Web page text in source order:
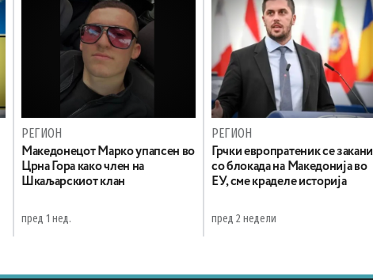
РЕГИОН
Maкедонецот Марко упапсен во
Црна Гора како член на
Шкаљарскиот клан
пред 1 нед.
РЕГИОН
Грчки европратеник се закани
со блокада на Македонија во
ЕУ, сме краделе историја
пред 2 недели